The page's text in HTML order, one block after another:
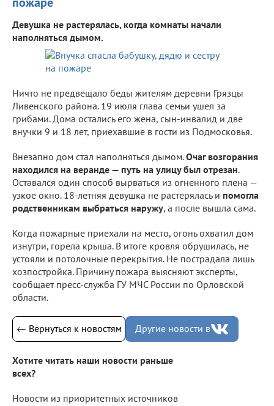
Девушка не растерялась, когда комнаты начали
наполняться дымом.
Ничто не предвещало беды жителям деревни Грязцы
Ливенского района. 19 июля глава семьи ушел за
грибами. Дома остались его жена, сын-инвалид и две
внучки 9 и 18 лет, приехавшие в гости из Подмосковья.
Внезапно дом стал наполняться дымом.Очаг возгорания
находился на веранде — путь на улицу был отрезан.
Оставался один способ вырваться из огненного плена —
узкое окно. 18-летняя девушка не растерялась и помогла
родственникам выбраться наружу, а после вышла сама.
Когда пожарные приехали на место, огонь охватил дом
изнутри, горела крыша. В итоге кровля обрушилась, не
устояли и потолочные перекрытия. Не пострадала лишь
хозпостройка. Причину пожара выясняют эксперты,
сообщает пресс-служба ГУ МЧС России по Орловской
области.
← Вернуться к новостям Другие новости в
Хотите читать наши новости раньше
всех?
Новости из приоритетных источников